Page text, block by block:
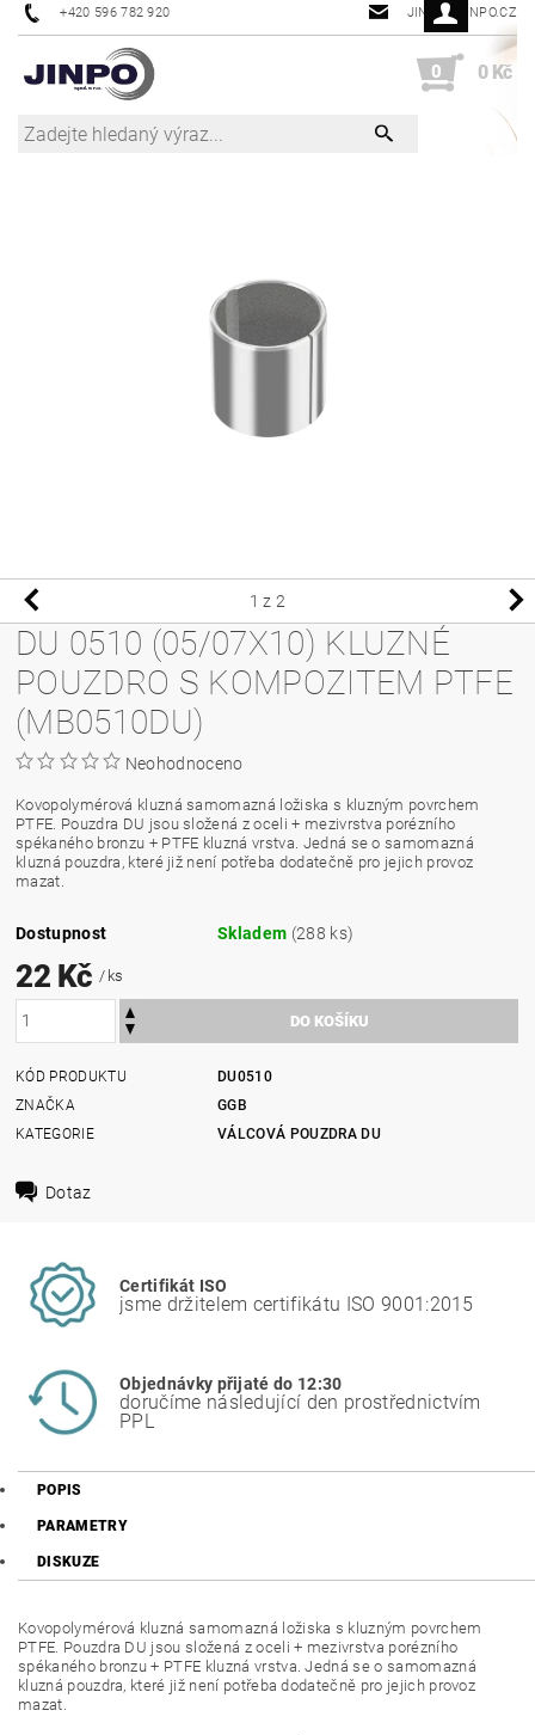
+420 596 782 920 JINPO@JINPO.CZ
0 0 Kč
1 z 2
DU 0510 (05/07X10) KLUZNÉ
POUZDRO S KOMPOZITEM PTFE
(MB0510DU)
Neohodnoceno
Kovopolymérová kluzná samomazná ložiska s kluzným povrchem
PTFE. Pouzdra DU jsou složená z oceli + mezivrstva porézního
spékaného bronzu + PTFE kluzná vrstva. Jedná se o samomazná
kluzná pouzdra, které již není potřeba dodatečně pro jejich provoz
mazat.
Dostupnost Skladem (288 ks)
22 Kč/ ks
KÓD PRODUKTU
DU0510
ZNAČKA
GGB
KATEGORIE
VÁLCOVÁ POUZDRA DU
Dotaz
Certifikát ISO
jsme držitelem certifikátu ISO 9001:2015
Objednávky přijaté do 12:30
doručíme následující den prostřednictvím
PPL
POPIS
PARAMETRY
DISKUZE
Kovopolymérová kluzná samomazná ložiska s kluzným povrchem
PTFE. Pouzdra DU jsou složená z oceli + mezivrstva porézního
spékaného bronzu + PTFE kluzná vrstva. Jedná se o samomazná
kluzná pouzdra, které již není potřeba dodatečně pro jejich provoz
mazat.